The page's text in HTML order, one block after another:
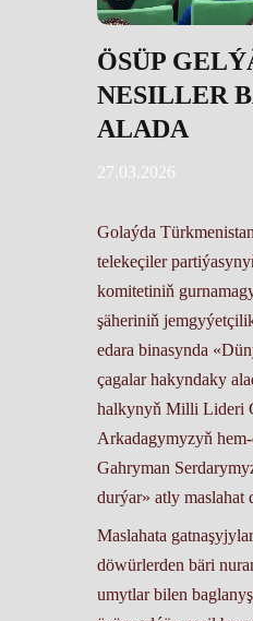
ÖSÜP
NESILLER
ALADA
27.03.2026
Golaýda
telekeçiler
komitetiniň
şäheriniň
edara binasynda
çagalar hakyndaky
halkynyň Milli Lideri
Arkadagymyzyň
Gahryman
durýar» atly maslahat
Maslahata
döwürlerden bäri
umytlar bilen